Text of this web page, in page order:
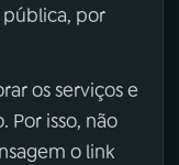
por
os serviços e
Por isso, não
o link